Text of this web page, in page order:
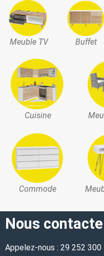
Meuble TV Buffet
Cuisine
Commode
Nous
Appelez-nous : 29 252 300